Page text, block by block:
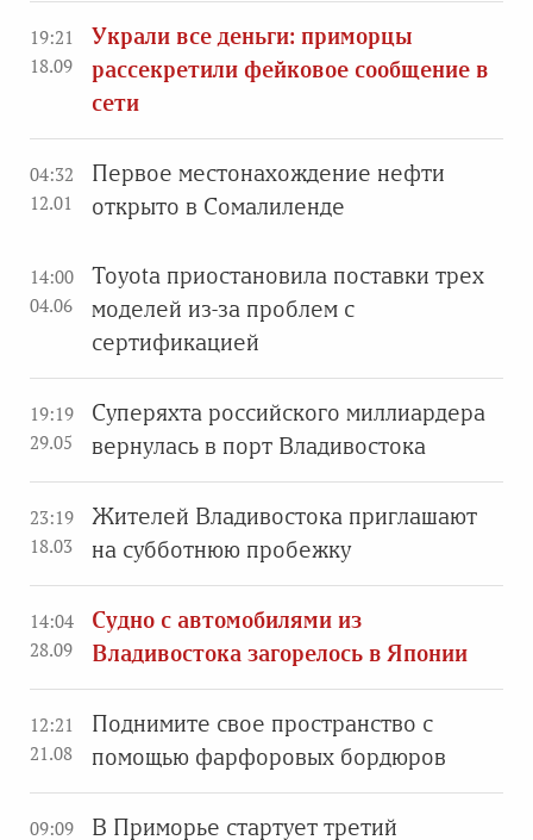
19:21
18.09
Украли все деньги: приморцы
рассекретили фейковое сообщение в
сети
04:32
12.01
Первое местонахождение нефти
открыто в Сомалиленде
14:00
04.06
Toyota приостановила поставки трех
моделей из-за проблем с
сертификацией
19:19
29.05
Суперяхта российского миллиардера
вернулась в порт Владивостока
23:19
18.03
Жителей Владивостока приглашают
на субботнюю пробежку
14:04
28.09
Судно с автомобилями из
Владивостока загорелось в Японии
12:21
21.08
Поднимите свое пространство с
помощью фарфоровых бордюров
09:09 В Приморье стартует третий